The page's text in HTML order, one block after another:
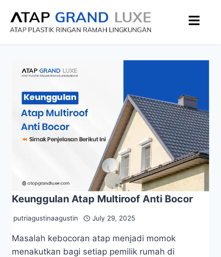
Keunggulan Atap Multiroof Anti Bocor
putriagustinaagustin July 29, 2025
Masalah kebocoran atap menjadi momok
menakutkan bagi setiap pemilik rumah di